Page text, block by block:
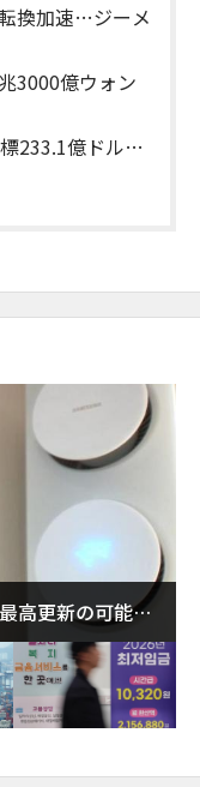
換加速…ジーメ
3000億ウォン
233.1億ドル…
高更新の可能性